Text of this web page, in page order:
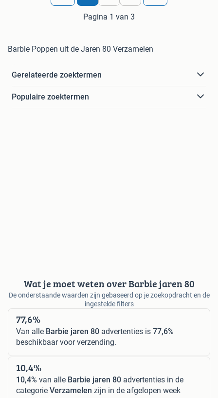
Pagina 1 van 3
Barbie Poppen uit de Jaren 80 Verzamelen
Gerelateerde zoektermen
Populaire zoektermen
Wat je moet weten over Barbie jaren 80
De onderstaande waarden zijn gebaseerd op je zoekopdracht en de
ingestelde filters
77,6%
Van alle Barbie jaren 80 advertenties is 77,6%
beschikbaar voor verzending.
10,4%
10,4% van alle Barbie jaren 80 advertenties in de
categorie Verzamelen zijn in de afgelopen week